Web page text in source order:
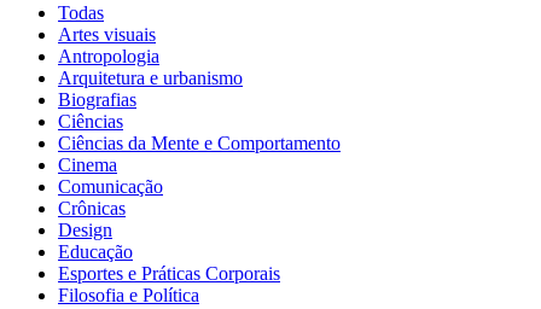
Todas
Artes visuais
Antropologia
Arquitetura e urbanismo
Biografias
Ciências
Ciências da Mente e Comportamento
Cinema
Comunicação
Crônicas
Design
Educação
Esportes e Práticas Corporais
Filosofia e Política